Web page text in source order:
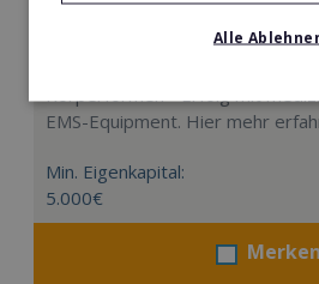
Körperformen EMS
Körperformen - Erfolg mit
EMS-Equipment. Hier mehr
Min. Eigenkapital:
5.000€
Merken
Alle